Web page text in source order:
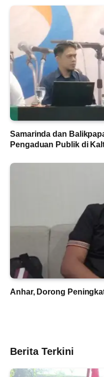
Samarinda dan
Pengaduan Publik di
Anhar, Dorong
Berita Terkini